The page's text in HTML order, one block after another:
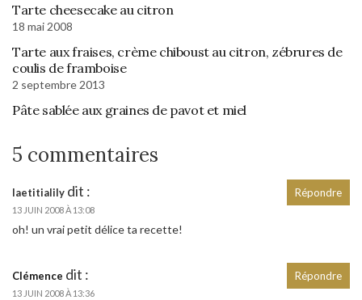
Tarte cheesecake au citron
18 mai 2008
Tarte aux fraises, crème chiboust au citron, zébrures de
coulis de framboise
2 septembre 2013
Pâte sablée aux graines de pavot et miel
5 commentaires
laetitialily dit :
13 JUIN 2008 À 13:08
oh! un vrai petit délice ta recette!
Répondre
Clémence dit :
13 JUIN 2008 À 13:36
Répondre